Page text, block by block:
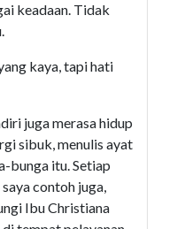
keadaan. Tidak
kaya, tapi hati
juga merasa hidup
sibuk, menulis ayat
bunga itu. Setiap
contoh juga,
Ibu Christiana